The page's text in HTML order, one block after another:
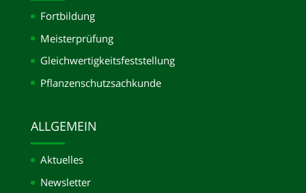
Fortbildung
Meisterprüfung
Gleichwertigkeits­feststellung
Pflanzenschutzsachkunde
ALLGEMEIN
Aktuelles
Newsletter